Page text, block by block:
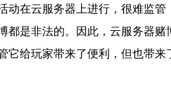
在云服务器上进行，很难监管
是非法的。因此，云服务器赌
给玩家带来了便利，但也带